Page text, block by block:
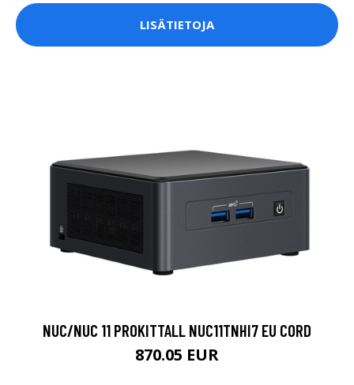
LISÄTIETOJA
NUC/NUC 11 PROKITTALL NUC11TNHI7 EU CORD
870.05 EUR